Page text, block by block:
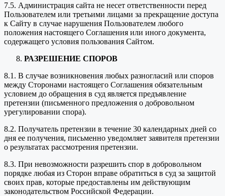
7.5. Администрация сайта не несет ответственности перед
Пользователем или третьими лицами за прекращение доступа
к Сайту в случае нарушения Пользователем любого
положения настоящего Соглашения или иного документа,
содержащего условия пользования Сайтом.
РАЗРЕШЕНИЕ СПОРОВ
8.1. В случае возникновения любых разногласий или споров
между Сторонами настоящего Соглашения обязательным
условием до обращения в суд является предъявление
претензии (письменного предложения о добровольном
урегулировании спора).
8.2. Получатель претензии в течение 30 календарных дней со
дня ее получения, письменно уведомляет заявителя претензии
о результатах рассмотрения претензии.
8.3. При невозможности разрешить спор в добровольном
порядке любая из Сторон вправе обратиться в суд за защитой
своих прав, которые предоставлены им действующим
законодательством Российской Федерации.